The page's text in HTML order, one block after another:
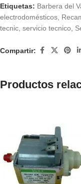
Etiquetas: Barbera del
electrodomésticos
tecnic servicio tecnico
Compartir:
Productos